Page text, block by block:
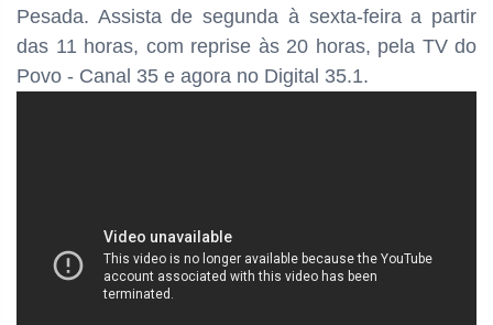
Pesada. Assista de segunda à sexta-feira a partir
das 11 horas, com reprise às 20 horas, pela TV do
Povo - Canal 35 e agora no Digital 35.1.